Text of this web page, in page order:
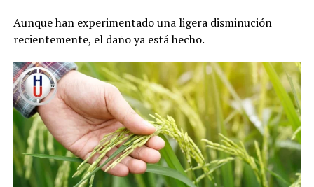
Aunque han experimentado una ligera disminución
recientemente, el daño ya está hecho.